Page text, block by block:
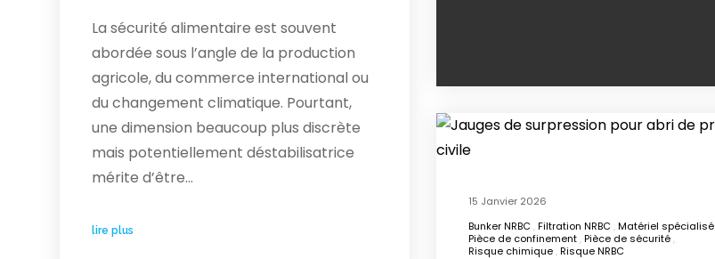
La sécurité alimentaire est souvent
abordée sous l’angle de la production
agricole, du commerce international ou
du changement climatique. Pourtant,
une dimension beaucoup plus discrète
mais potentiellement déstabilisatrice
mérite d’être…
lire plus
15 Janvier 2026
Bunker NRBC Filtration NRBC Matériel spécialisé
Pièce de confinement Pièce de sécurité
Risque chimique Risque NRBC